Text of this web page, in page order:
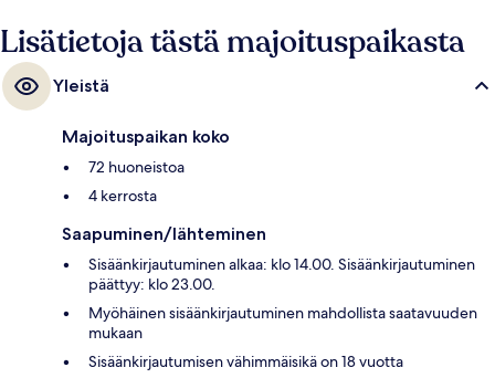
Lisätietoja tästä majoituspaikasta
Yleistä
Majoituspaikan koko
72 huoneistoa
4 kerrosta
Saapuminen/lähteminen
Sisäänkirjautuminen alkaa: klo 14.00. Sisäänkirjautuminen
päättyy: klo 23.00.
Myöhäinen sisäänkirjautuminen mahdollista saatavuuden
mukaan
Sisäänkirjautumisen vähimmäisikä on 18 vuotta